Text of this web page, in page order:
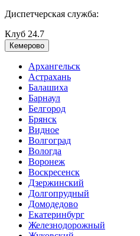
Диспетчерская служба:
Клуб 24.7
Кемерово
Архангельск
Астрахань
Балашиха
Барнаул
Белгород
Брянск
Видное
Волгоград
Вологда
Воронеж
Воскресенск
Дзержинский
Долгопрудный
Домодедово
Екатеринбург
Железнодорожный